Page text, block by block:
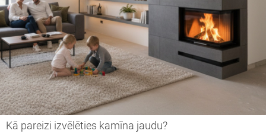
Kā pareizi izvēlēties kamīna jaudu?
instrukcija
kamīns
konkurss